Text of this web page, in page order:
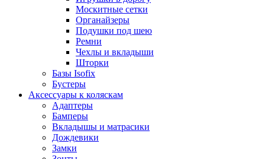
Москитные сетки
Органайзеры
Подушки под шею
Ремни
Чехлы и вкладыши
Шторки
Базы Isofix
Бустеры
Аксессуары к коляскам
Адаптеры
Бамперы
Вкладышы и матрасики
Дождевики
Замки